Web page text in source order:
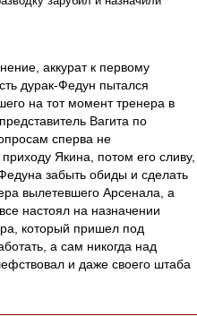
аккурат к первому
дурак-Федун пытался
на тот момент тренера в
Вагита по
сперва не
Якина, потом его сливу,
забыть обиды и сделать
вылетевшего Арсенала, а
настоял на назначении
который пришел под
а сам никогда над
и даже своего штаба